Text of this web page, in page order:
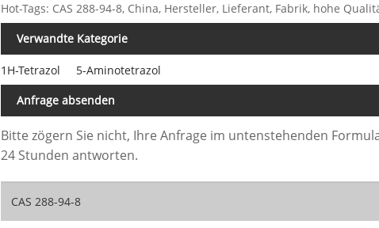
Hot-Tags: CAS 288-94-8, China, Hersteller, Lieferant, Fabrik, hohe
Verwandte Kategorie
1H-Tetrazol 5-Aminotetrazol
Anfrage absenden
Bitte zögern Sie nicht, Ihre Anfrage im untenstehenden
24 Stunden antworten.